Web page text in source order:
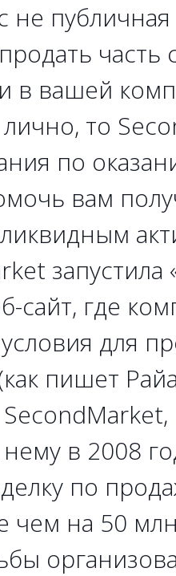
не
в вашей
то
по
вам
сайт, где
для
пишет
в 2008
по
чем на 50